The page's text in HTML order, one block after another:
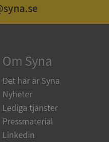
Om Syna
Det här är Syna
Nyheter
Lediga tjänster
Pressmaterial
Linkedin
Oklassificerade
Oklassificerade
användarinloggning
kan inte
nödvändiga cookies.